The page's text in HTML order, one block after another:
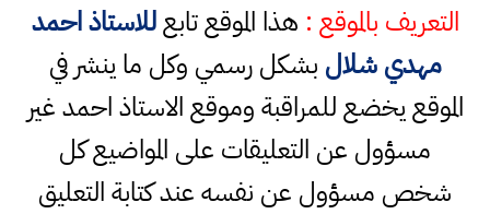
التعريف بالموقع : هذا الموقع تابعللاستاذ احمد
مهدي شلال بشكل رسمي وكل ما ينشر في
الموقع يخضع للمراقبة وموقع الاستاذ احمد غير
مسؤول عن التعليقات على المواضيع كل
شخص مسؤول عن نفسه عند كتابة التعليق